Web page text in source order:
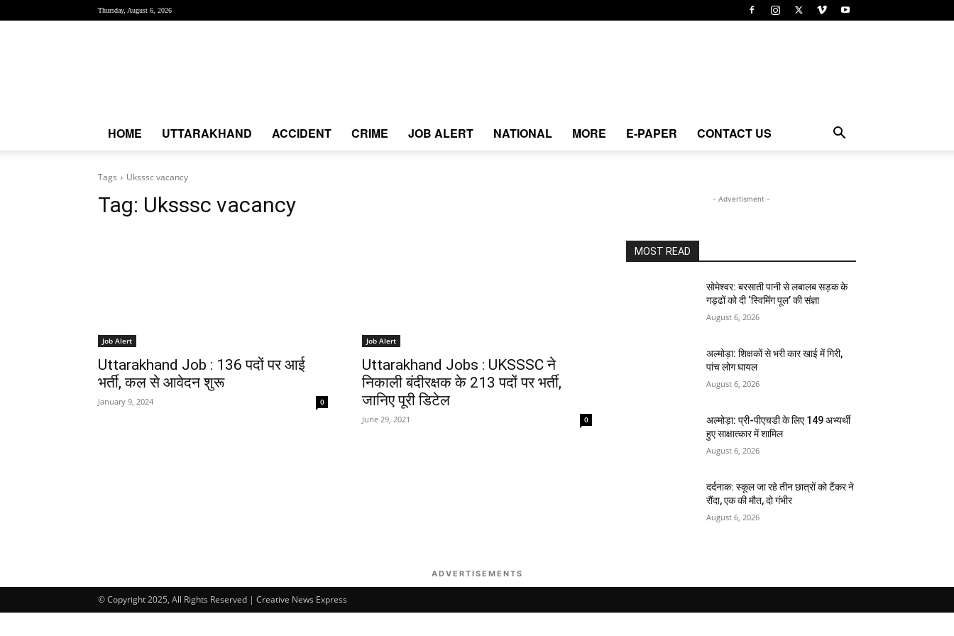
Thursday, August 6, 2026
HOME UTTARAKHAND ACCIDENT CRIME JOB ALERT NATIONAL MORE E-PAPER CONTACT US
Tags Uksssc vacancy
Tag: Uksssc vacancy
Job Alert
Uttarakhand Job : 136 पदों पर आई
भर्ती, कल से आवेदन शुरू
January 9, 2024 0
Job Alert
Uttarakhand Jobs : UKSSSC ने
निकाली बंदीरक्षक के 213 पदों पर भर्ती,
जानिए पूरी डिटेल
June 29, 2021 0
- Advertisment -
MOST READ
सोमेश्वर: बरसाती पानी से लबालब सड़क के
गड्ढों को दी ‘स्विमिंग पूल’ की संज्ञा
August 6, 2026
अल्मोड़ा: शिक्षकों से भरी कार खाई में गिरी,
पांच लोग घायल
August 6, 2026
अल्मोड़ा: प्री-पीएचडी के लिए 149 अभ्यर्थी
हुए साक्षात्कार में शामिल
August 6, 2026
दर्दनाक: स्कूल जा रहे तीन छात्रों को टैंकर ने
रौंदा, एक की मौत, दो गंभीर
August 6, 2026
ADVERTISEMENTS
© Copyright 2025, All Rights Reserved | Creative News Express